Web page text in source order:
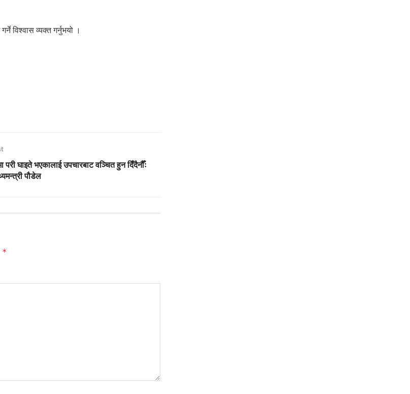
विश्वास व्यक्त गर्नुभयो ।
परी घाइते भएकालाई उपचारबाट वञ्चित हुन दिँदैनौँः
पौडेल
*